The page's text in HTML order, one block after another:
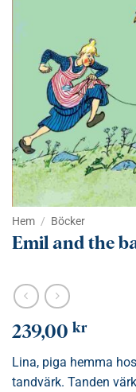
Hem / Böcker
Emil and the
239,00 kr
Lina, piga hemma
tandvärk. Tanden